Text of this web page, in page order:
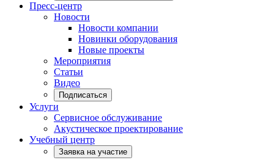
Пресс-центр
Новости
Новости компании
Новинки оборудования
Новые проекты
Мероприятия
Статьи
Видео
Подписаться
Услуги
Сервисное обслуживание
Акустическое проектирование
Учебный центр
Заявка на участие